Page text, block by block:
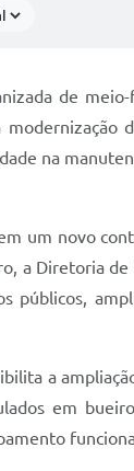
de
na
um novo
a Diretoria
públicos,
a
em